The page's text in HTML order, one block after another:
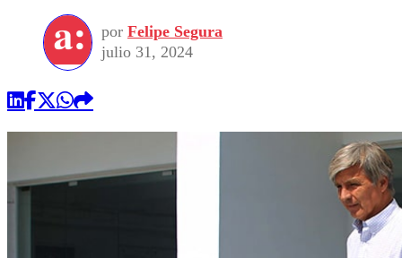
por Felipe Segura
julio 31, 2024